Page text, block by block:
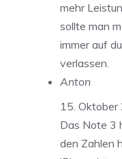
mehr
sollte man
immer auf
verlassen.
Anton
15.
Das Note 3
den Zahlen